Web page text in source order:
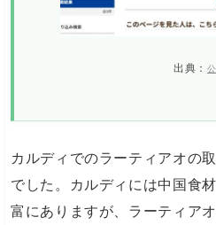
出典：
カルディでのラーティアオの
でした。カルディには中国食
富にありますが、ラーティア